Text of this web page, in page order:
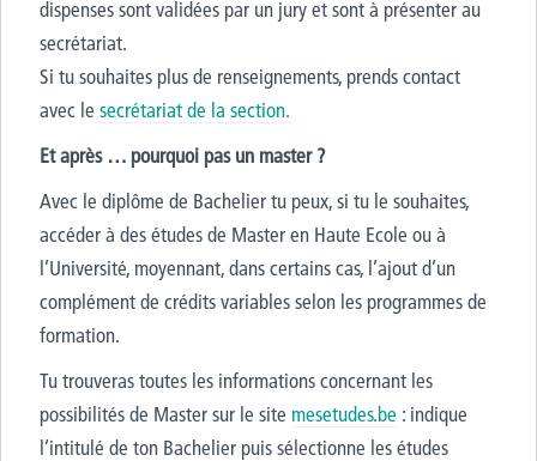
dispenses sont validées par un jury et sont à présenter au
secrétariat.
Si tu souhaites plus de renseignements, prends contact
avec le secrétariat de la section.
Et après … pourquoi pas un master ?
Avec le diplôme de Bachelier tu peux, si tu le souhaites,
accéder à des études de Master en Haute Ecole ou à
l’Université, moyennant, dans certains cas, l’ajout d’un
complément de crédits variables selon les programmes de
formation.
Tu trouveras toutes les informations concernant les
possibilités de Master sur le site mesetudes.be : indique
l’intitulé de ton Bachelier puis sélectionne les études